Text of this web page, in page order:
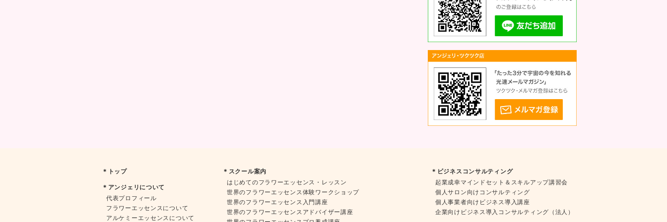
＊トップ
＊アンジェリについて
代表プロフィール
フラワーエッセンスについて
アルケミーエッセンスについて
＊スクール案内
はじめてのフラワーエッセンス・レッスン
世界のフラワーエッセンス体験ワークショップ
世界のフラワーエッセンス入門講座
世界のフラワーエッセンスアドバイザー講座
＊ビジネスコンサルティング
起業成幸マインドセット＆スキルアップ講習会
個人サロン向けコンサルティング
個人事業者向けビジネス導入講座
企業向けビジネス導入コンサルティング（法人）